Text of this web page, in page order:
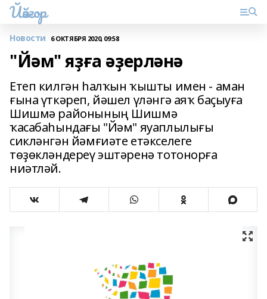
Йәйғор
Новости 6 ОКТЯБРЯ 2020, 09:58
"Йәм" яҙға әҙерләнә
Етеп килгән һалҡын ҡышты имен - аман
ғына үткәреп, йәшел үләнгә аяҡ баҫыуға
Шишмә районының Шишмә
ҡасабаһындағы "Йәм" яуаплылығы
сикләнгән йәмғиәте етәкселеге
төҙөкләндереү эштәренә тотонорға
ниәтләй.